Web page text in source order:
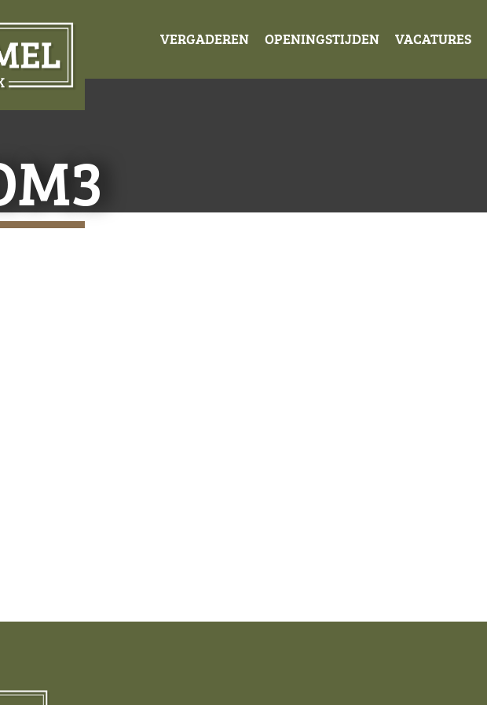
VACATURES
OPENINGSTIJDEN
VERGADEREN